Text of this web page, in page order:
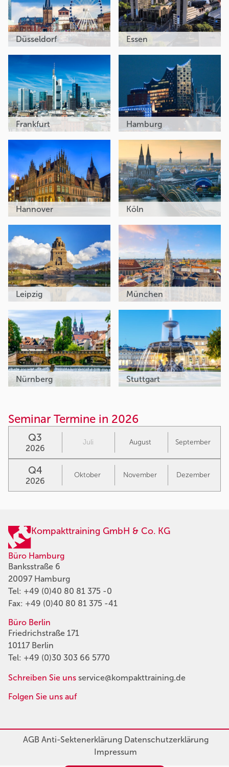
Düsseldorf Essen
Frankfurt Hamburg
Hannover Köln
Leipzig München
Nürnberg Stuttgart
Seminar Termine in 2026
Q3
2026
Juli August September
Q4
2026
Oktober November Dezember
Kompakttraining GmbH & Co. KG
Büro Hamburg
Banksstraße 6
20097 Hamburg
Tel: +49 (0)40 80 81 375 -0
Fax: +49 (0)40 80 81 375 -41
Büro Berlin
Friedrichstraße 171
10117 Berlin
Tel: +49 (0)30 303 66 5770
Schreiben Sie uns service@kompakttraining.de
Folgen Sie uns auf
AGBAnti-SektenerklärungDatenschutzerklärung
Impressum